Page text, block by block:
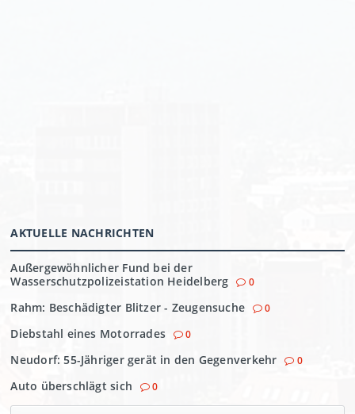
AKTUELLE NACHRICHTEN
Außergewöhnlicher Fund bei der
Wasserschutzpolizeistation Heidelberg
0
Rahm: Beschädigter Blitzer - Zeugensuche 0
Diebstahl eines Motorrades 0
Neudorf: 55-Jähriger gerät in den Gegenverkehr 0
Auto überschlägt sich 0